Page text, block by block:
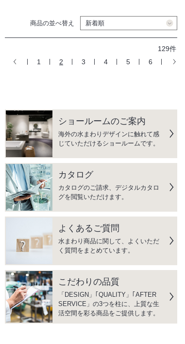
商品の並べ替え
129件
1
2 3 4 5 6
ショールームのご案内
海外の水まわりデザインに触れて感
じていただけるショールームです。
カタログ
カタログのご請求、デジタルカタロ
グを閲覧いただけます。
よくあるご質問
水まわり商品に関して、よくいただ
く質問をまとめています。
こだわりの品質
「DESIGN」｢QUALITY」｢AFTER
SERVICE」の3つを柱に、上質な生
活空間を彩る商品をご提供します。